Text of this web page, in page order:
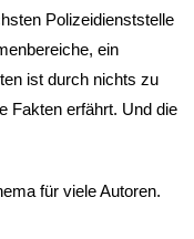
Polizeidienststelle
ein
ist durch nichts zu
Fakten erfährt. Und die
für viele Autoren.